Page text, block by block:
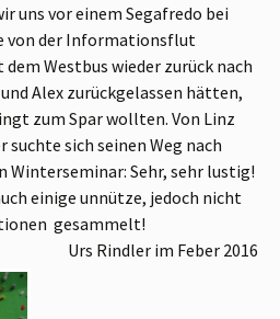
uns vor einem Segafredo bei
von der Informationsflut
Westbus wieder zurück nach
Alex zurückgelassen hätten,
zum Spar wollten. Von Linz
sich seinen Weg nach
Winterseminar: Sehr, sehr lustig!
einige unnütze, jedoch nicht
gesammelt!
Urs Rindler im Feber 2016